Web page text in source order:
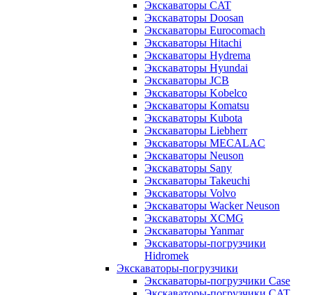
Экскаваторы CAT
Экскаваторы Doosan
Экскаваторы Eurocomach
Экскаваторы Hitachi
Экскаваторы Hydrema
Экскаваторы Hyundai
Экскаваторы JCB
Экскаваторы Kobelco
Экскаваторы Komatsu
Экскаваторы Kubota
Экскаваторы Liebherr
Экскаваторы MECALAC
Экскаваторы Neuson
Экскаваторы Sany
Экскаваторы Takeuchi
Экскаваторы Volvo
Экскаваторы Wacker Neuson
Экскаваторы XCMG
Экскаваторы Yanmar
Экскаваторы-погрузчики
Hidromek
Экскаваторы-погрузчики
Экскаваторы-погрузчики Case